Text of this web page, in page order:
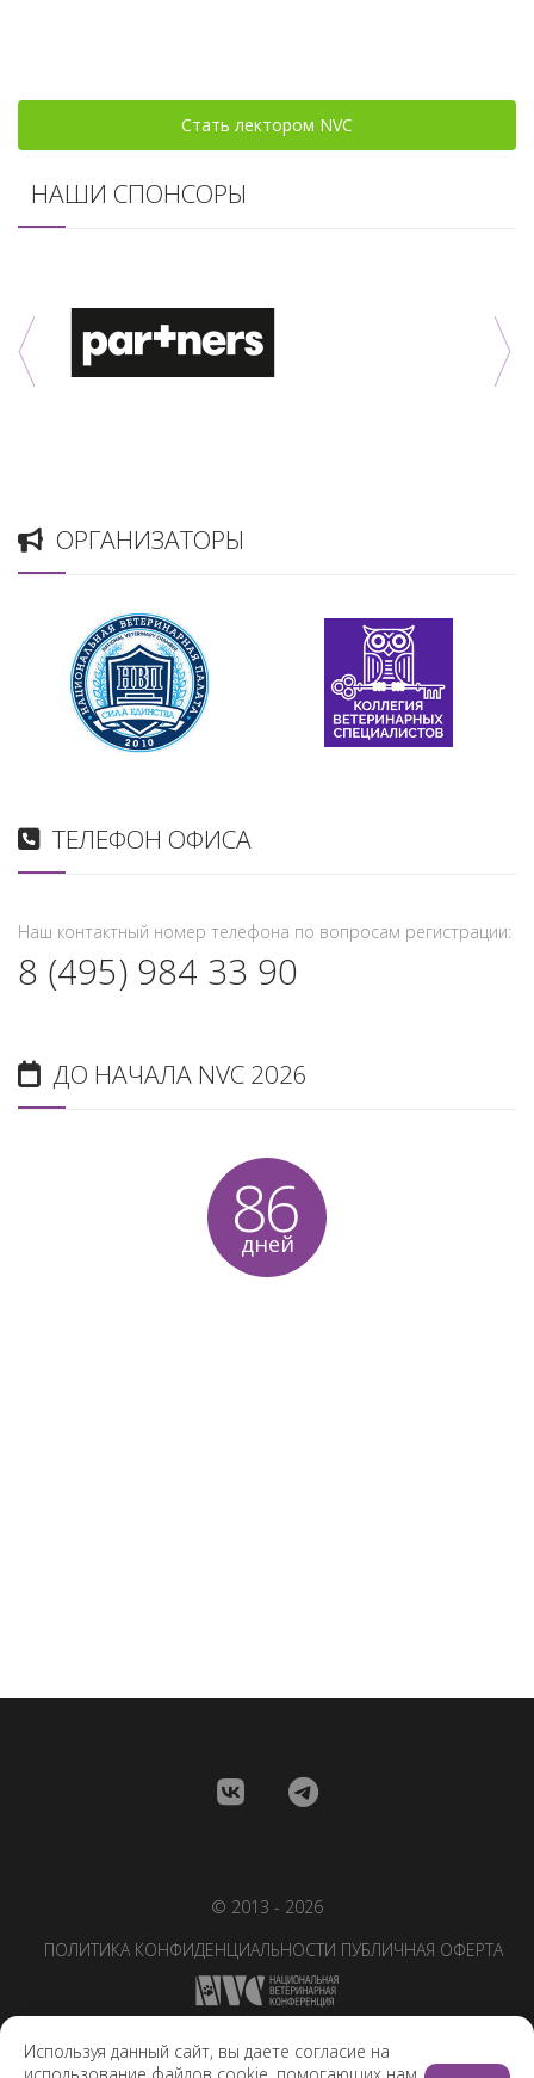
Стать лектором NVC
НАШИ СПОНСОРЫ
ОРГАНИЗАТОРЫ
ТЕЛЕФОН ОФИСА
Наш контактный номер телефона по вопросам регистрации:
8 (495) 984 33 90
ДО НАЧАЛА NVC 2026
86
дней
© 2013 - 2026
ПОЛИТИКА КОНФИДЕНЦИАЛЬНОСТИ ПУБЛИЧНАЯ ОФЕРТА
Используя данный сайт, вы даете согласие на